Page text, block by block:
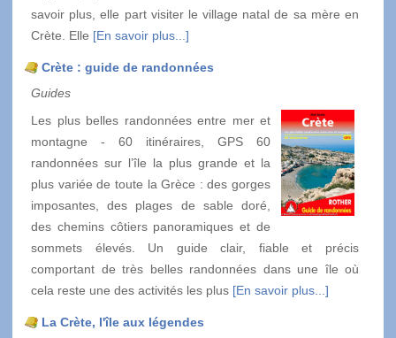
savoir plus, elle part visiter le village natal de sa mère en
Crète. Elle [En savoir plus...]
Crète : guide de randonnées
Guides
Les plus belles randonnées entre mer et
montagne - 60 itinéraires, GPS 60
randonnées sur l’île la plus grande et la
plus variée de toute la Grèce : des gorges
imposantes, des plages de sable doré,
des chemins côtiers panoramiques et de
sommets élevés. Un guide clair, fiable et précis
comportant de très belles randonnées dans une île où
cela reste une des activités les plus [En savoir plus...]
La Crète, l'île aux légendes